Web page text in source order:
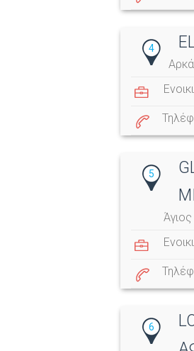
4
5
6